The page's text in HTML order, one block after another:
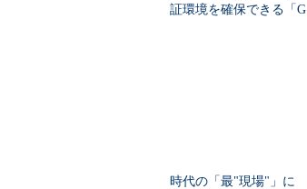
証環境を確保できる「G
時代の「最"現場"」に